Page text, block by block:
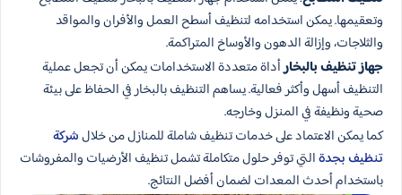
وتعقيمها. يمكن استخدامه لتنظيف أسطح العمل والأفران والمواقد
والثلاجات، وإزالة الدهون والأوساخ المتراكمة.
جهاز تنظيف بالبخارأداة متعددة الاستخدامات يمكن أن تجعل عملية
التنظيف أسهل وأكثر فعالية. يساهم التنظيف بالبخار في الحفاظ على بيئة
صحية ونظيفة في المنزل وخارجه.
كما يمكن الاعتماد على خدمات تنظيف شاملة للمنازل من خلالشركة
تنظيف بجدةالتي توفر حلول متكاملة تشمل تنظيف الأرضيات والمفروشات
باستخدام أحدث المعدات لضمان أفضل النتائج.